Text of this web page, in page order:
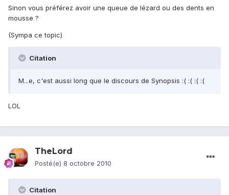
Sinon vous préférez avoir une queue de lézard ou des dents en
mousse ?
(Sympa ce topic)
Citation
M...e, c'est aussi long que le discours de Synopsis :( :( :( :(
LOL
TheLord
Posté(e) 8 octobre 2010
Citation